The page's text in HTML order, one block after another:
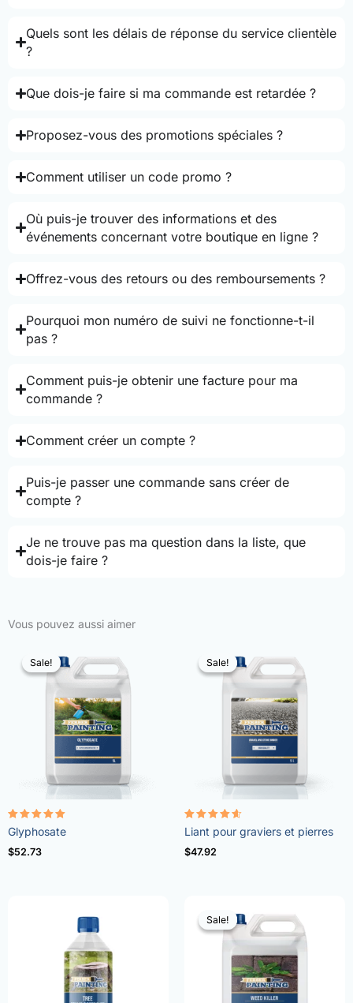
Quels sont les délais de réponse du service clientèle
?
Que dois-je faire si ma commande est retardée ?
Proposez-vous des promotions spéciales ?
Comment utiliser un code promo ?
Où puis-je trouver des informations et des
événements concernant votre boutique en ligne ?
Offrez-vous des retours ou des remboursements ?
Pourquoi mon numéro de suivi ne fonctionne-t-il
pas ?
Comment puis-je obtenir une facture pour ma
commande ?
Comment créer un compte ?
Puis-je passer une commande sans créer de
compte ?
Je ne trouve pas ma question dans la liste, que
dois-je faire ?
Vous pouvez aussi aimer
Sale!
Sale!
Note
4.96
sur 5
Glyphosate
$52.73
Sale!
Sale!
Note
4.57
sur 5
Liant pour graviers et pierres
$47.92
Sale!
Sale!